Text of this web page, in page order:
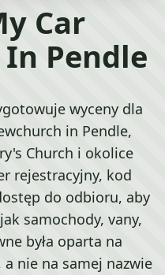
Car
Pendle
wyceny dla
in Pendle,
Church i okolice
rejestracyjny, kod
do odbioru, aby
samochody, vany,
była oparta na
a nie na samej nazwie